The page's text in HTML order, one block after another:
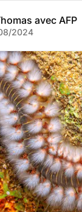
avec AFP
2024